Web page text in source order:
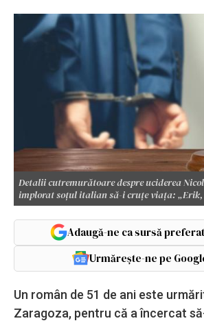
Detalii cutremurătoare despre uciderea
implorat soțul italian să-i cruțe viața: „Erik,
Adaugă-ne ca sursă
Urmărește-ne pe
Un român de 51 de ani este
Zaragoza, pentru că a încercat